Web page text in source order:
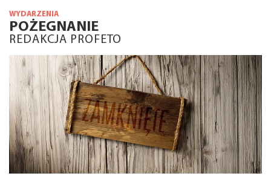
WYDARZENIA
POŻEGNANIE
REDAKCJA PROFETO